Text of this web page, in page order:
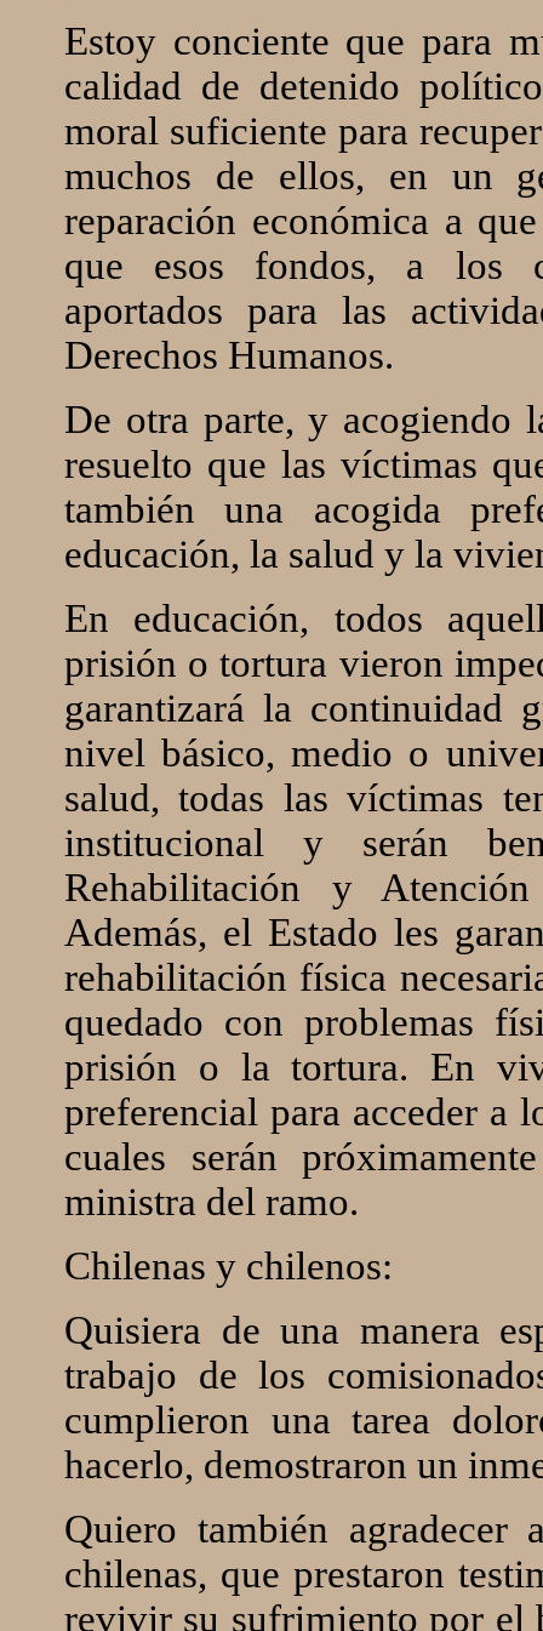
Estoy conciente que para
calidad de detenido
moral suficiente para
muchos de ellos, en un
reparación económica a
que esos fondos, a los
aportados para las
Derechos Humanos.
De otra parte, y acogiendo
resuelto que las víctimas
también una acogida
educación, la salud y la
En educación, todos
prisión o tortura vieron
garantizará la continuidad
nivel básico, medio o
salud, todas las víctimas
institucional y serán
Rehabilitación y
Además, el Estado les
rehabilitación física
quedado con problemas
prisión o la tortura. En
preferencial para acceder a
cuales serán
ministra del ramo.
Chilenas y chilenos:
Quisiera de una manera
trabajo de los
cumplieron una tarea
hacerlo, demostraron un
Quiero también agradecer
chilenas, que prestaron
revivir su sufrimiento por el